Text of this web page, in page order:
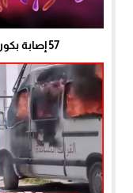
57 إصابة بكورونا في 16 ساعة .. العدد يرتفع...